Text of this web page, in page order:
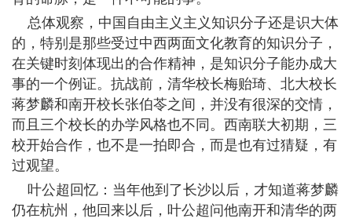
总体观察，中国自由主义主义知识分子还是识大体
的，特别是那些受过中西两面文化教育的知识分子，
在关键时刻体现出的合作精神，是知识分子能办成大
事的一个例证。抗战前，清华校长梅贻琦、北大校长
蒋梦麟和南开校长张伯苓之间，并没有很深的交情，
而且三个校长的办学风格也不同。西南联大初期，三
校开始合作，也不是一拍即合，而是也有过猜疑，有
过观望。
叶公超回忆：当年他到了长沙以后，才知道蒋梦麟
仍在杭州，他回来以后，叶公超问他南开和清华的两